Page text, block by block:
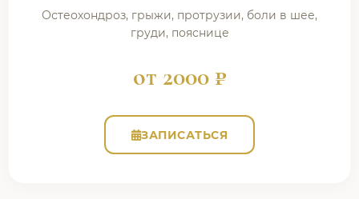
Остеохондроз, грыжи, протрузии, боли в шее,
груди, пояснице
от 2000 ₽
ЗАПИСАТЬСЯ